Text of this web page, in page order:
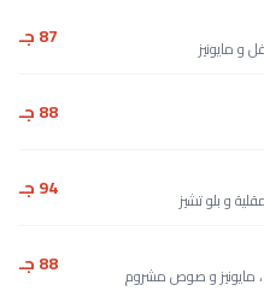
مايونيز 87 جـ
88 جـ
و بلو تشيز 94 جـ
مايونيز و صوص مشروم 88 جـ